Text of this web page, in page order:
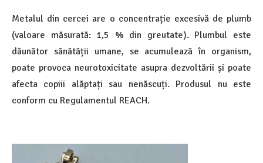
Metalul din cercei are o concentrație excesivă de plumb
(valoare măsurată: 1,5 % din greutate). Plumbul este
dăunător sănătății umane, se acumulează în organism,
poate provoca neurotoxicitate asupra dezvoltării și poate
afecta copiii alăptați sau nenăscuți. Produsul nu este
conform cu Regulamentul REACH.